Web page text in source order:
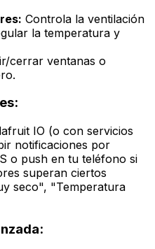
Controla la ventilación
la temperatura y
cerrar ventanas o
IO (o con servicios
notificaciones por
o push en tu teléfono si
superan ciertos
seco", "Temperatura